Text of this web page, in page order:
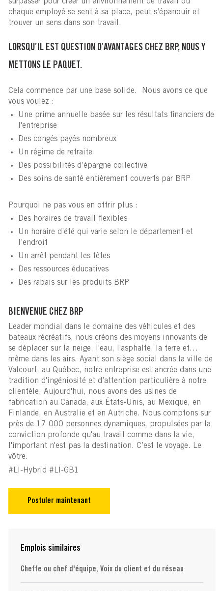
chaque employé se sent à sa place, peut s’épanouir et
trouver un sens dans son travail.
LORSQU’IL EST QUESTION D’AVANTAGES CHEZ BRP, NOUS Y
METTONS LE PAQUET.
Cela commence par une base solide. Nous avons ce que
vous voulez :
Une prime annuelle basée sur les résultats financiers de
l'entreprise
Des congés payés nombreux
Un régime de retraite
Des possibilités d’épargne collective
Des soins de santé entièrement couverts par BRP
Pourquoi ne pas vous en offrir plus :
Des horaires de travail flexibles
Un horaire d’été qui varie selon le département et
l’endroit
Un arrêt pendant les fêtes
Des ressources éducatives
Des rabais sur les produits BRP
BIENVENUE CHEZ BRP
Leader mondial dans le domaine des véhicules et des
bateaux récréatifs, nous créons des moyens innovants de
se déplacer sur la neige, l'eau, l'asphalte, la terre et…
même dans les airs. Ayant son siège social dans la ville de
Valcourt, au Québec, notre entreprise est ancrée dans une
tradition d'ingéniosité et d’attention particulière à notre
clientèle. Aujourd'hui, nous avons des usines de
fabrication au Canada, aux États-Unis, au Mexique, en
Finlande, en Australie et en Autriche. Nous comptons sur
près de 17 000 personnes dynamiques, propulsées par la
conviction profonde qu'au travail comme dans la vie,
l'important n'est pas la destination. C’est le voyage. Le
vôtre.
#LI-Hybrid #LI-GB1
Postuler maintenant
Emplois similaires
Cheffe ou chef d'équipe, Voix du client et du réseau